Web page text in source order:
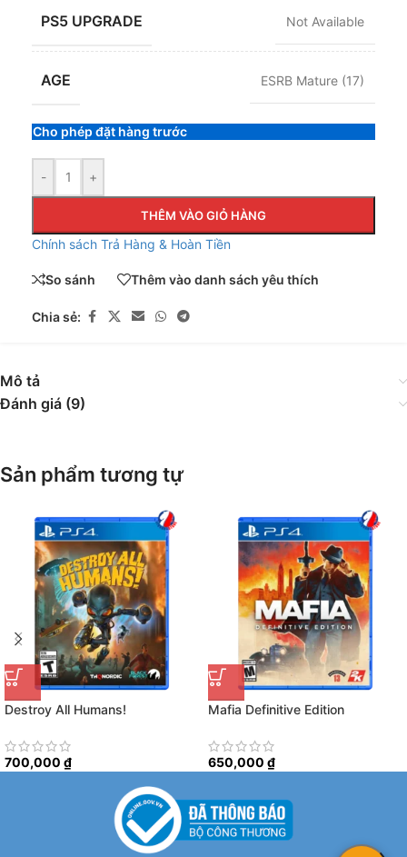
PS5 UPGRADE Not Available
AGE ESRB Mature (17)
Cho phép đặt hàng trước
- +
THÊM VÀO GIỎ HÀNG
Chính sách Trả Hàng & Hoàn Tiền
So sánh Thêm vào danh sách yêu thích
Chia sẻ:
Mô tả
Đánh giá (9)
Sản phẩm tương tự
Destroy All Humans!
700,000 ₫
Mafia Definitive Edition
650,000 ₫